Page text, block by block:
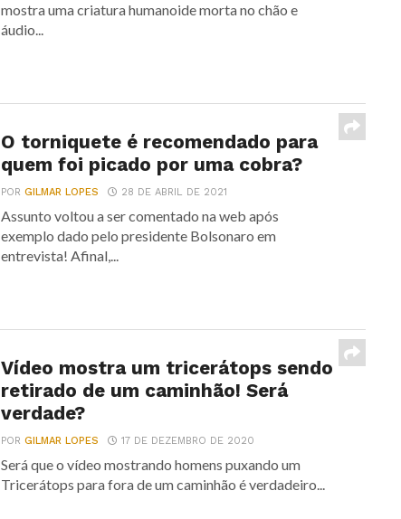
mostra uma criatura humanoide morta no chão e
áudio...
O torniquete é recomendado para
quem foi picado por uma cobra?
PORGILMAR LOPES 28 DE ABRIL DE 2021
Assunto voltou a ser comentado na web após
exemplo dado pelo presidente Bolsonaro em
entrevista! Afinal,...
Vídeo mostra um tricerátops sendo
retirado de um caminhão! Será
verdade?
PORGILMAR LOPES 17 DE DEZEMBRO DE 2020
Será que o vídeo mostrando homens puxando um
Tricerátops para fora de um caminhão é verdadeiro...